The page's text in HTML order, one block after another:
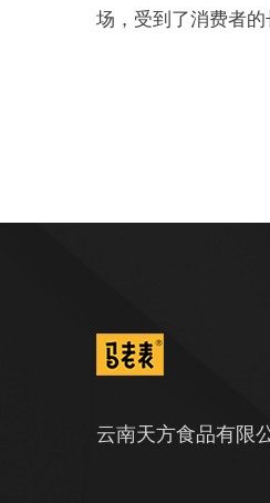
场，受到了消费者的
云南天方食品有限